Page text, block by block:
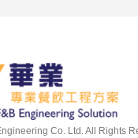
Co. Ltd. All Rights